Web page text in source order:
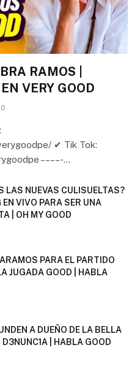
RAMOS |
VERY GOOD
0
✔ Tik Tok:
– – – – -…
LAS NUEVAS CULISUELTAS?
EN VIVO PARA SER UNA
| OH MY GOOD
PARA EL PARTIDO
JUGADA GOOD | HABLA
A DUEÑO DE LA BELLA
| HABLA GOOD